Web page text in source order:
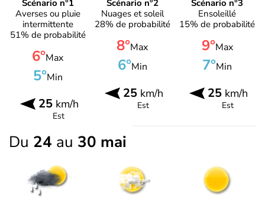
Scénario n°1
Averses ou pluie
intermittente
51% de probabilité
6°Max
5°Min
25km/h
Est
Scénario n°2
Nuages et soleil
28% de probabilité
8°Max
6°Min
25km/h
Est
Scénario n°3
Ensoleillé
15% de probabilité
9°Max
7°Min
25 km/h
Est
Du 24 au 30 mai